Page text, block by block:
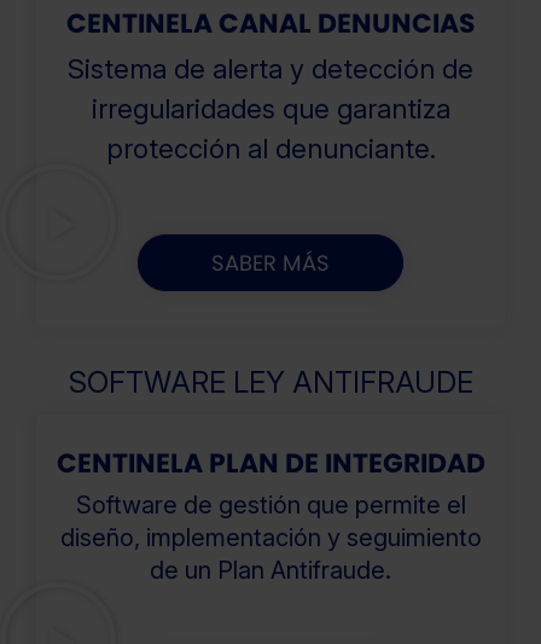
CENTINELA CANAL DENUNCIAS
Sistema de alerta y detección de
irregularidades que garantiza
protección al denunciante.
SABER MÁS
SOFTWARE LEY ANTIFRAUDE
CENTINELA PLAN DE INTEGRIDAD
Software de gestión que permite el
diseño, implementación y seguimiento
de un Plan Antifraude.